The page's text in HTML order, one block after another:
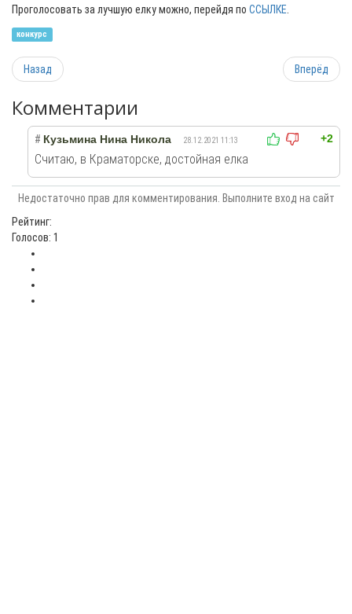
Проголосовать за лучшую елку можно, перейдя по ССЫЛКЕ
конкурс
Назад Вперёд
Комментарии
+2
# Кузьмина Нина Никола 28.12.2021 11:13
Считаю, в Краматорске, достойная елка
Недостаточно прав для комментирования. Выполните вход на сайт
Рейтинг:
Голосов: 1